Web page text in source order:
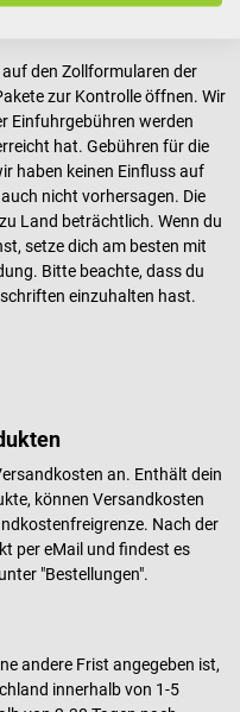
den Zollformularen der
zur Kontrolle öffnen. Wir
Einfuhrgebühren werden
hat. Gebühren für die
haben keinen Einfluss auf
nicht vorhersagen. Die
Land beträchtlich. Wenn du
setze dich am besten mit
Bitte beachte, dass du
einzuhalten hast.
an. Enthält dein
können Versandkosten
Nach der
per eMail und findest es
"Bestellungen".
andere Frist angegeben ist,
innerhalb von 1-5